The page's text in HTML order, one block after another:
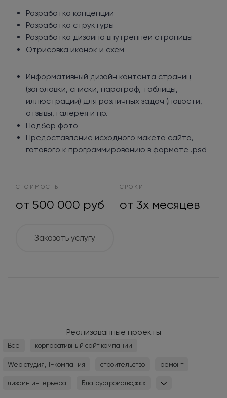
Разработка концепции
Разработка структуры
Разработка дизайна внутренней страницы
Отрисовка иконок и схем
Информативный дизайн контента страниц
(заголовки, списки, параграф, таблицы,
иллюстрации) для различных задач (новости,
отзывы, галерея и пр.
Подбор фото
Предоставление исходного макета сайта,
готового к программированию в формате .psd
СТОИМОСТЬ
от 500 000 руб
СРОКИ
от 3х месяцев
Заказать услугу
Реализованные проекты
Все корпоративный сайт компании
Web студия,IT-компания строительство ремонт
дизайн интерьера Благоустройство,жкх